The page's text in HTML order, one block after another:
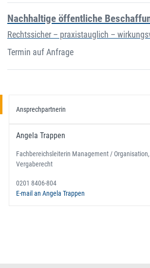
Nachhaltige öffentliche
Rechtssicher – praxistauglich –
Termin auf Anfrage
Ansprechpartnerin
Angela Trappen
Fachbereichsleiterin Management / Organisation,
Vergaberecht
0201 8406-804
E-mail an Angela Trappen